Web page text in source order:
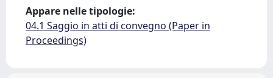
Appare nelle tipologie:
04.1 Saggio in atti di convegno (Paper in
Proceedings)